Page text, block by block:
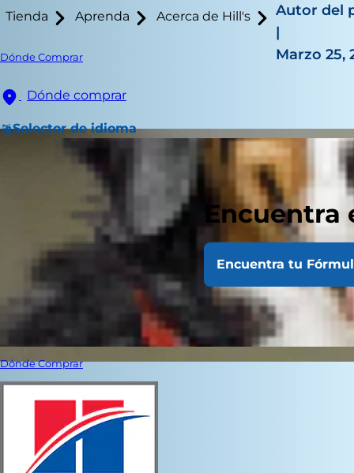
Tienda Aprenda Acerca de Hill's
Dónde Comprar
Dónde comprar
Selector de idioma
Encuentra tu
Dónde Comprar
Autor del
|
Marzo 25,